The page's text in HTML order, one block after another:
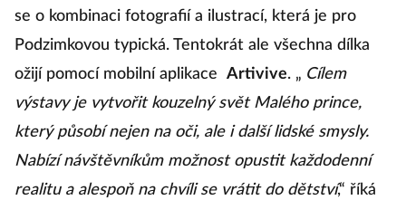
se o kombinaci fotografií a ilustrací, která je pro
Podzimkovou typická. Tentokrát ale všechna dílka
ožijí pomocí mobilní aplikace
Artivive. „ Cílem
výstavy je vytvořit kouzelný svět Malého prince,
který působí nejen na oči, ale i další lidské smysly.
Nabízí návštěvníkům možnost opustit každodenní
realitu a alespoň na chvíli se vrátit do dětství,“ říká